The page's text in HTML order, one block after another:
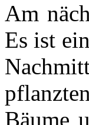
Am
Es ist
Bäume